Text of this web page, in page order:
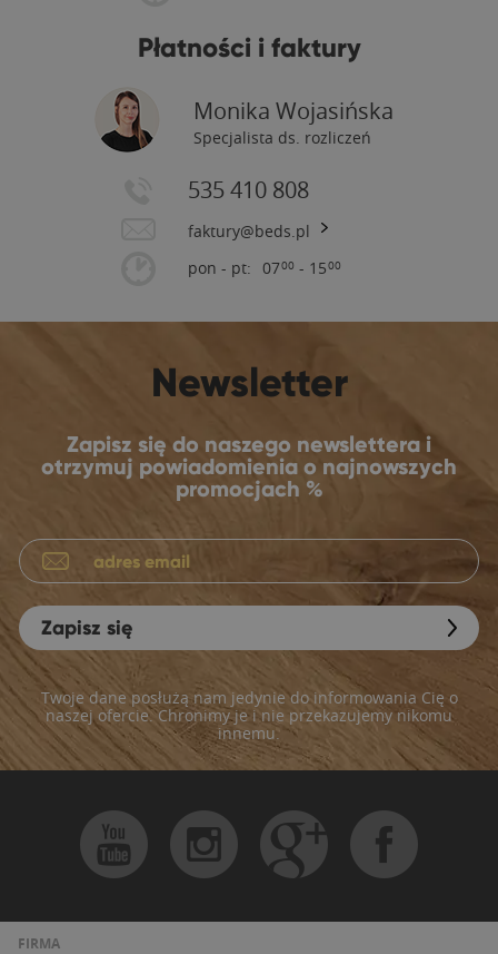
Płatności i faktury
Monika Wojasińska
Specjalista ds. rozliczeń
535 410 808
faktury@beds.pl
pon - pt: 0700 - 1500
Newsletter
Zapisz się do naszego newslettera i
otrzymuj powiadomienia o najnowszych
promocjach %
Zapisz się
Twoje dane posłużą nam jedynie do informowania Cię o
naszej ofercie. Chronimy je i nie przekazujemy nikomu
innemu.
FIRMA